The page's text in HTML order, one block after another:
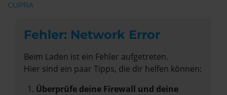
CUPRA
Fehler: Network Error
Beim Laden ist ein Fehler aufgetreten.
Hier sind ein paar Tipps, die dir helfen können:
Überprüfe deine Firewall und deine